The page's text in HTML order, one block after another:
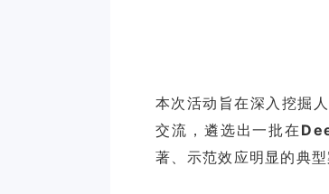
本次活动旨在深入挖掘
交流，遴选出一批在
著、示范效应明显的典